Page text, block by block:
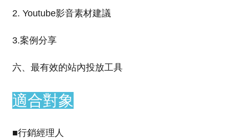
2. Youtube影音素材建議
3.案例分享
六、最有效的站內投放工具
適合對象
■行銷經理人